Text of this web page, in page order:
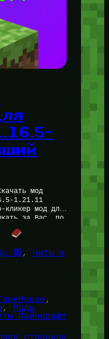
мод
1.21.11
мод для
за Вас, по
🟩 , Читы и
,
Моды
Майнкрафт